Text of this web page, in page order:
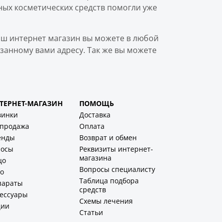
косметических средств помогли уже
интернет магазин вы можете в любой
вами адресу. Так же вы можете
МАГАЗИН
ПОМОЩЬ
Доставка
Оплата
Возврат и обмен
Реквизиты интернет-
магазина
Вопросы специалисту
Таблица подбора
средств
Схемы лечения
Статьи